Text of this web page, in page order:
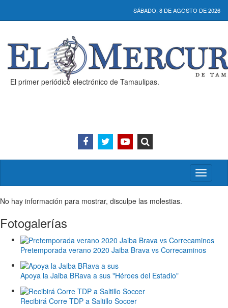
SÁBADO, 8 DE AGOSTO DE 2026
El primer periódico electrónico de Tamaulipas.
Activar/
menú
No hay información para mostrar, disculpe las molestias.
Fotogalerías
Pretemporada verano 2020 Jaiba Brava vs Correcaminos
Apoya la Jaiba BRava a sus "Héroes del Estadio"
Recibirá Corre TDP a Saltillo Soccer